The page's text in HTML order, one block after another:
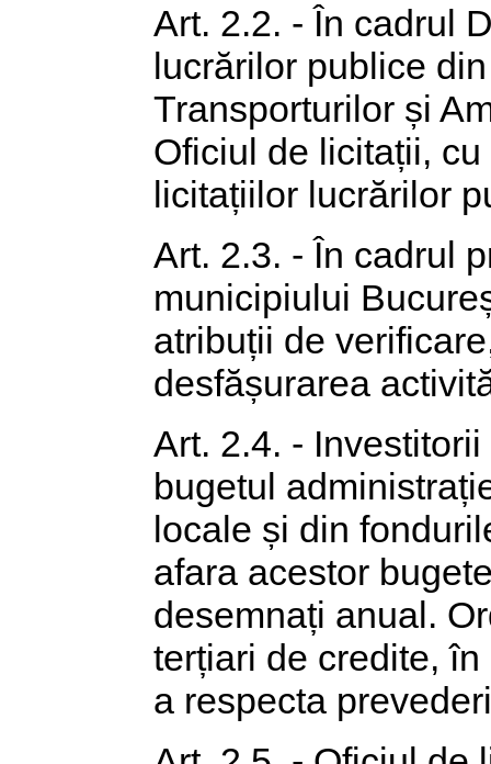
Art. 2.2. - În cadrul
lucrărilor publice
Transporturilor și
Oficiul de licitații,
licitațiilor lucrărilor
Art. 2.3. - În cadrul
municipiului
atribuții de
desfășurarea
Art. 2.4. -
bugetul
locale și din
afara acestor
desemnați anual.
terțiari de credite,
a respecta